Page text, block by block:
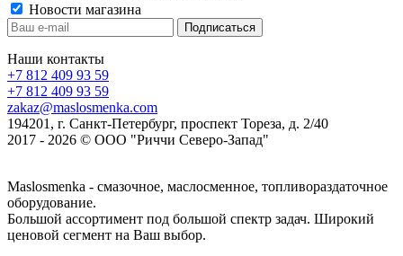
Новости магазина
Наши контакты
+7 812 409 93 59
+7 812 409 93 59
zakaz@maslosmenka.com
194201, г. Санкт-Петербург, проспект Тореза, д. 2/40
2017 - 2026 © ООО "Риччи Северо-Запад"
Maslosmenka - смазочное, маслосменное, топливораздаточное
оборудование.
Большой ассортимент под большой спектр задач. Широкий
ценовой сегмент на Ваш выбор.